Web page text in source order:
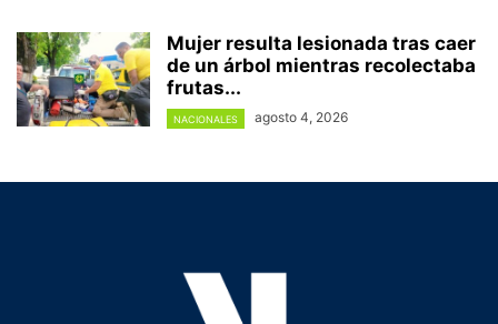
Mujer resulta lesionada tras caer
de un árbol mientras recolectaba
frutas...
NACIONALES agosto 4, 2026